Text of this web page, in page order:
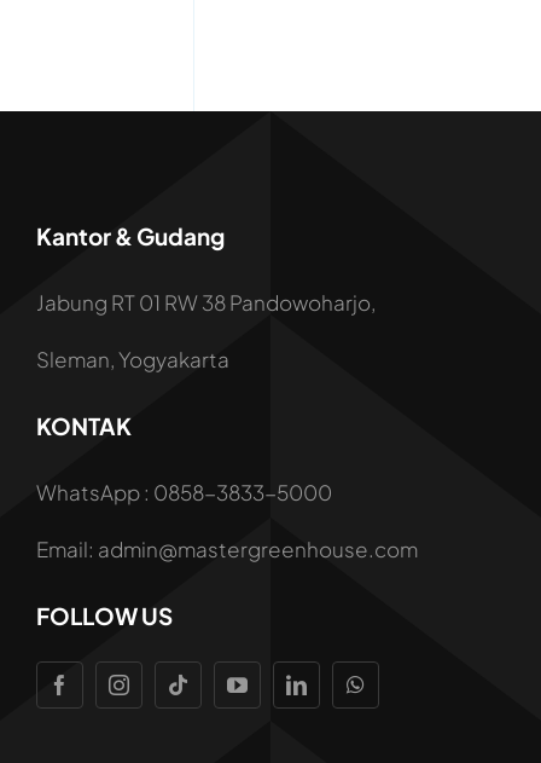
Kantor & Gudang
Jabung RT 01 RW 38 Pandowoharjo,
Sleman, Yogyakarta
KONTAK
WhatsApp : 0858-3833-5000
Email: admin@mastergreenhouse.com
FOLLOW US